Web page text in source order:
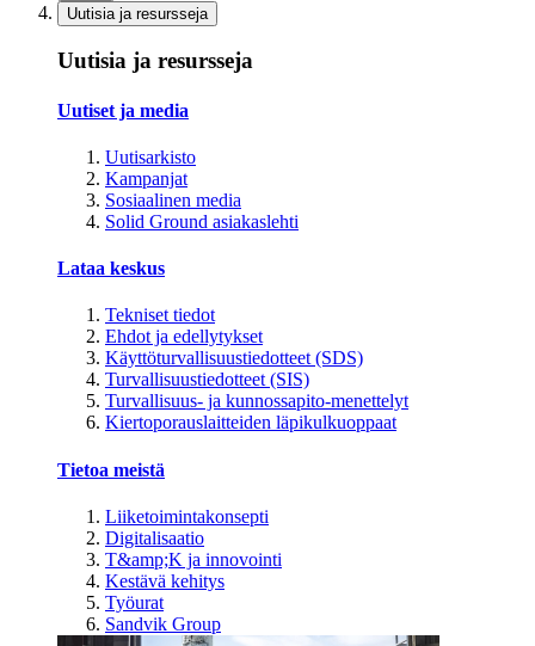
Uutisia ja resursseja
Uutisia ja resursseja
Uutiset ja media
Uutisarkisto
Kampanjat
Sosiaalinen media
Solid Ground asiakaslehti
Lataa keskus
Tekniset tiedot
Ehdot ja edellytykset
Käyttöturvallisuustiedotteet (SDS)
Turvallisuustiedotteet (SIS)
Turvallisuus- ja kunnossapito-menettelyt
Kiertoporauslaitteiden läpikulkuoppaat
Tietoa meistä
Liiketoimintakonsepti
Digitalisaatio
T&amp;K ja innovointi
Kestävä kehitys
Työurat
Sandvik Group